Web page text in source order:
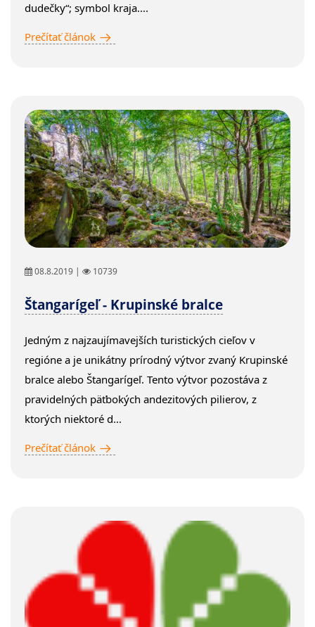
dudečky“; symbol kraja....
Prečítať článok
08.8.2019 | 10739
Štangarígeľ - Krupinské bralce
Jedným z najzaujímavejších turistických cieľov v
regióne a je unikátny prírodný výtvor zvaný Krupinské
bralce alebo Štangarígeľ. Tento výtvor pozostáva z
pravidelných päťbokých andezitových pilierov, z
ktorých niektoré d...
Prečítať článok